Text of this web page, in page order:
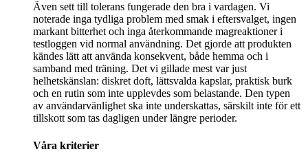
Även sett till tolerans fungerade den bra i vardagen. Vi
noterade inga tydliga problem med smak i eftersvalget, ingen
markant bitterhet och inga återkommande magreaktioner i
testloggen vid normal användning. Det gjorde att produkten
kändes lätt att använda konsekvent, både hemma och i
samband med träning. Det vi gillade mest var just
helhetskänslan: diskret doft, lättsvalda kapslar, praktisk burk
och en rutin som inte upplevdes som belastande. Den typen
av användarvänlighet ska inte underskattas, särskilt inte för ett
tillskott som tas dagligen under längre perioder.
Våra kriterier